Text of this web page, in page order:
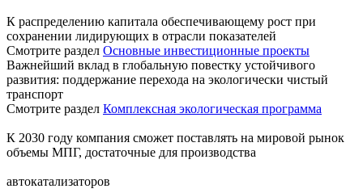
К распределению капитала обеспечивающему рост при
сохранении лидирующих в отрасли показателей
Смотрите раздел Основные инвестиционные проекты
Важнейший вклад в глобальную повестку устойчивого
развития: поддержание перехода на экологически чистый
транспорт
Смотрите раздел Комплексная экологическая программа
К 2030 году компания сможет поставлять на мировой рынок
объемы МПГ, достаточные для производства
автокатализаторов